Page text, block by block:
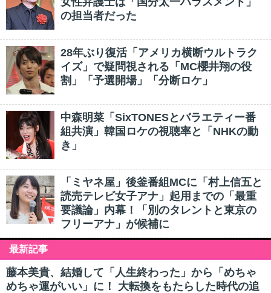
の担当者だった
28年ぶり復活「アメリカ横断ウルトラク
イズ」で疑問視される「MC櫻井翔の役
割」「予選開場」「分断ロケ」
中森明菜「SixTONESとバラエティー番
組共演」韓国ロケの視聴率と「NHKの動
き」
「ミヤネ屋」後釜番組MCに「村上信五と
読売テレビ女子アナ」起用までの「最重
要議論」内幕！「別のタレントと東京の
フリーアナ」が候補に
最新記事
藤本美貴、結婚して「人生終わった」から「めちゃ
めちゃ運がいい」に！ 大転換をもたらした時代の追